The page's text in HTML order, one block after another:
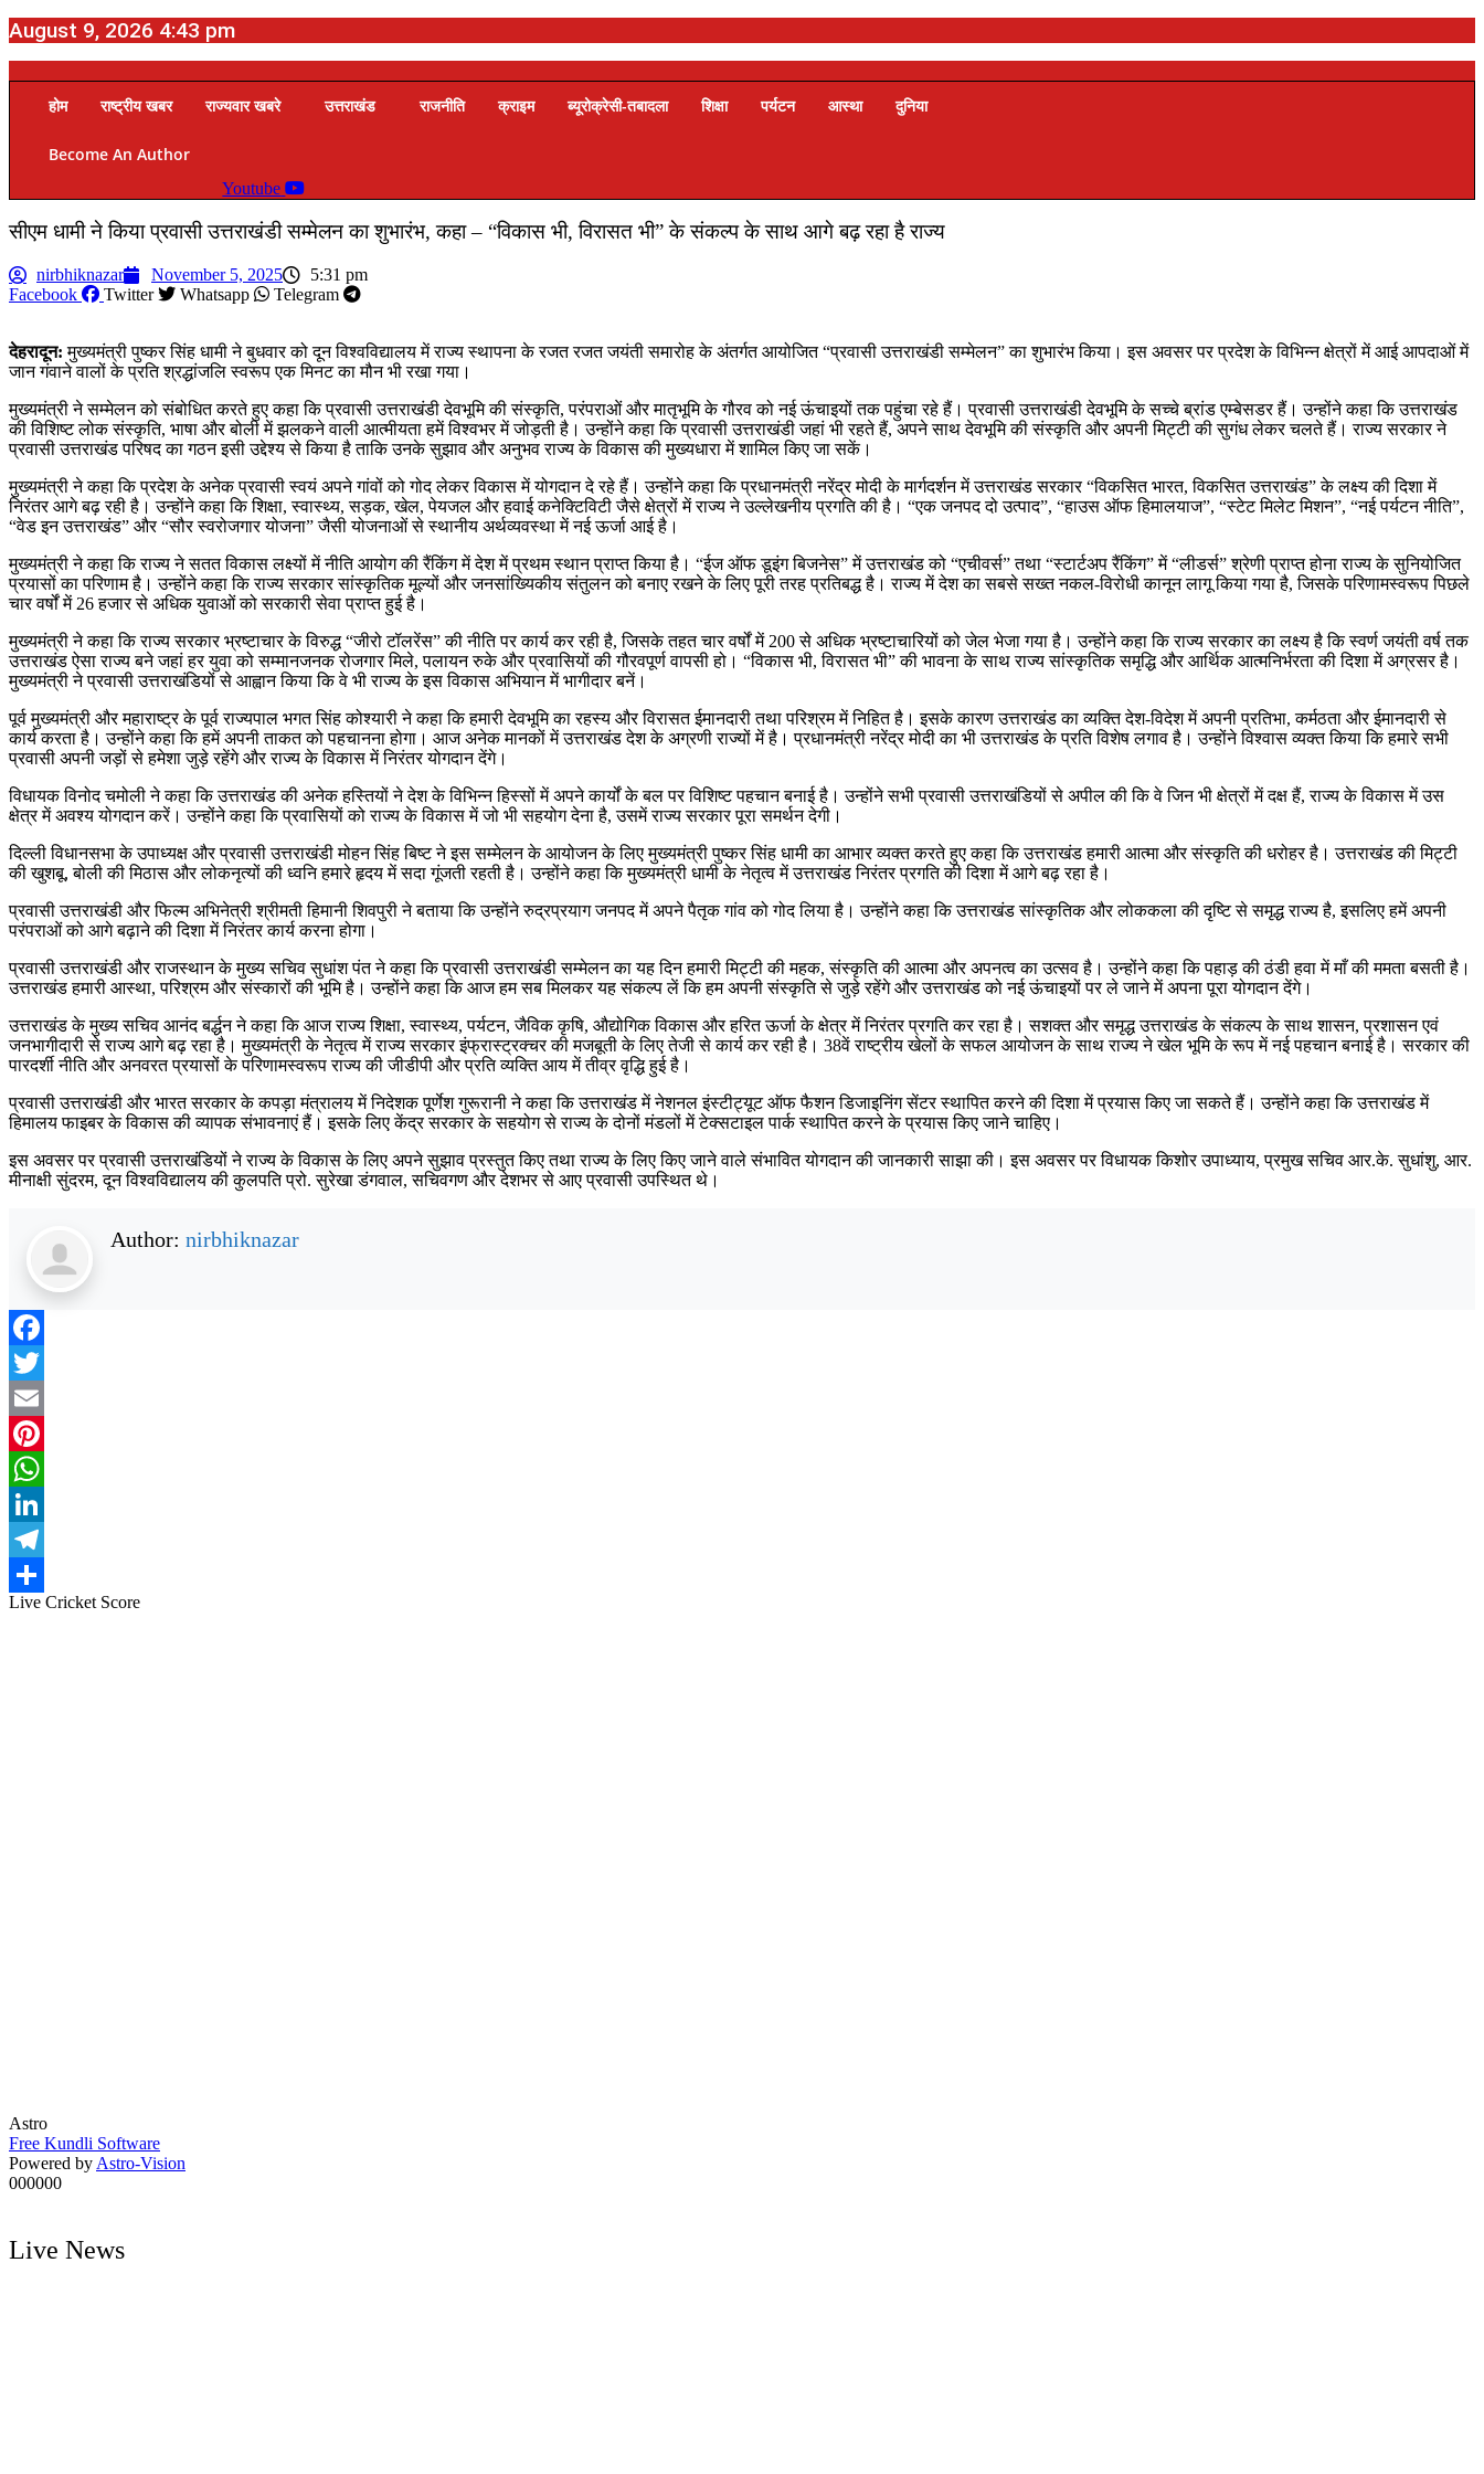
August 9, 2026 4:43 pm
होम राष्ट्रीय खबर राज्यवार खबरे उत्तराखंड राजनीति क्राइम ब्यूरोक्रेसी-तबादला शिक्षा पर्यटन आस्था दुनिया
Become An Author
Youtube
सीएम धामी ने किया प्रवासी उत्तराखंडी सम्मेलन का शुभारंभ, कहा – “विकास भी, विरासत भी” के संकल्प के साथ आगे बढ़ रहा है राज्य
nirbhiknazar November 5, 2025
5:31 pm
Facebook
Twitter Whatsapp Telegram
देहरादून: मुख्यमंत्री पुष्कर सिंह धामी ने बुधवार को दून विश्वविद्यालय में राज्य स्थापना के रजत रजत जयंती समारोह के अंतर्गत आयोजित “प्रवासी उत्तराखंडी सम्मेलन” का शुभारंभ किया। इस अवसर पर प्रदेश के विभिन्न क्षेत्रों में आई आपदाओं में
जान गंवाने वालों के प्रति श्रद्धांजलि स्वरूप एक मिनट का मौन भी रखा गया।
मुख्यमंत्री ने सम्मेलन को संबोधित करते हुए कहा कि प्रवासी उत्तराखंडी देवभूमि की संस्कृति, परंपराओं और मातृभूमि के गौरव को नई ऊंचाइयों तक पहुंचा रहे हैं। प्रवासी उत्तराखंडी देवभूमि के सच्चे ब्रांड एम्बेसडर हैं। उन्होंने कहा कि उत्तराखंड
की विशिष्ट लोक संस्कृति, भाषा और बोली में झलकने वाली आत्मीयता हमें विश्वभर में जोड़ती है। उन्होंने कहा कि प्रवासी उत्तराखंडी जहां भी रहते हैं, अपने साथ देवभूमि की संस्कृति और अपनी मिट्टी की सुगंध लेकर चलते हैं। राज्य सरकार ने
प्रवासी उत्तराखंड परिषद का गठन इसी उद्देश्य से किया है ताकि उनके सुझाव और अनुभव राज्य के विकास की मुख्यधारा में शामिल किए जा सकें।
मुख्यमंत्री ने कहा कि प्रदेश के अनेक प्रवासी स्वयं अपने गांवों को गोद लेकर विकास में योगदान दे रहे हैं। उन्होंने कहा कि प्रधानमंत्री नरेंद्र मोदी के मार्गदर्शन में उत्तराखंड सरकार “विकसित भारत, विकसित उत्तराखंड” के लक्ष्य की दिशा में
निरंतर आगे बढ़ रही है। उन्होंने कहा कि शिक्षा, स्वास्थ्य, सड़क, खेल, पेयजल और हवाई कनेक्टिविटी जैसे क्षेत्रों में राज्य ने उल्लेखनीय प्रगति की है। “एक जनपद दो उत्पाद”, “हाउस ऑफ हिमालयाज”, “स्टेट मिलेट मिशन”, “नई पर्यटन नीति”,
“वेड इन उत्तराखंड” और “सौर स्वरोजगार योजना” जैसी योजनाओं से स्थानीय अर्थव्यवस्था में नई ऊर्जा आई है।
मुख्यमंत्री ने कहा कि राज्य ने सतत विकास लक्ष्यों में नीति आयोग की रैंकिंग में देश में प्रथम स्थान प्राप्त किया है। “ईज ऑफ डूइंग बिजनेस” में उत्तराखंड को “एचीवर्स” तथा “स्टार्टअप रैंकिंग” में “लीडर्स” श्रेणी प्राप्त होना राज्य के सुनियोजित
प्रयासों का परिणाम है। उन्होंने कहा कि राज्य सरकार सांस्कृतिक मूल्यों और जनसांख्यिकीय संतुलन को बनाए रखने के लिए पूरी तरह प्रतिबद्ध है। राज्य में देश का सबसे सख्त नकल-विरोधी कानून लागू किया गया है, जिसके परिणामस्वरूप पिछले
चार वर्षों में 26 हजार से अधिक युवाओं को सरकारी सेवा प्राप्त हुई है।
मुख्यमंत्री ने कहा कि राज्य सरकार भ्रष्टाचार के विरुद्ध “जीरो टॉलरेंस” की नीति पर कार्य कर रही है, जिसके तहत चार वर्षों में 200 से अधिक भ्रष्टाचारियों को जेल भेजा गया है। उन्होंने कहा कि राज्य सरकार का लक्ष्य है कि स्वर्ण जयंती वर्ष तक
उत्तराखंड ऐसा राज्य बने जहां हर युवा को सम्मानजनक रोजगार मिले, पलायन रुके और प्रवासियों की गौरवपूर्ण वापसी हो। “विकास भी, विरासत भी” की भावना के साथ राज्य सांस्कृतिक समृद्धि और आर्थिक आत्मनिर्भरता की दिशा में अग्रसर है।
मुख्यमंत्री ने प्रवासी उत्तराखंडियों से आह्वान किया कि वे भी राज्य के इस विकास अभियान में भागीदार बनें।
पूर्व मुख्यमंत्री और महाराष्ट्र के पूर्व राज्यपाल भगत सिंह कोश्यारी ने कहा कि हमारी देवभूमि का रहस्य और विरासत ईमानदारी तथा परिश्रम में निहित है। इसके कारण उत्तराखंड का व्यक्ति देश-विदेश में अपनी प्रतिभा, कर्मठता और ईमानदारी से
कार्य करता है। उन्होंने कहा कि हमें अपनी ताकत को पहचानना होगा। आज अनेक मानकों में उत्तराखंड देश के अग्रणी राज्यों में है। प्रधानमंत्री नरेंद्र मोदी का भी उत्तराखंड के प्रति विशेष लगाव है। उन्होंने विश्वास व्यक्त किया कि हमारे सभी
प्रवासी अपनी जड़ों से हमेशा जुड़े रहेंगे और राज्य के विकास में निरंतर योगदान देंगे।
विधायक विनोद चमोली ने कहा कि उत्तराखंड की अनेक हस्तियों ने देश के विभिन्न हिस्सों में अपने कार्यों के बल पर विशिष्ट पहचान बनाई है। उन्होंने सभी प्रवासी उत्तराखंडियों से अपील की कि वे जिन भी क्षेत्रों में दक्ष हैं, राज्य के विकास में उस
क्षेत्र में अवश्य योगदान करें। उन्होंने कहा कि प्रवासियों को राज्य के विकास में जो भी सहयोग देना है, उसमें राज्य सरकार पूरा समर्थन देगी।
दिल्ली विधानसभा के उपाध्यक्ष और प्रवासी उत्तराखंडी मोहन सिंह बिष्ट ने इस सम्मेलन के आयोजन के लिए मुख्यमंत्री पुष्कर सिंह धामी का आभार व्यक्त करते हुए कहा कि उत्तराखंड हमारी आत्मा और संस्कृति की धरोहर है। उत्तराखंड की मिट्टी
की खुशबू, बोली की मिठास और लोकनृत्यों की ध्वनि हमारे हृदय में सदा गूंजती रहती है। उन्होंने कहा कि मुख्यमंत्री धामी के नेतृत्व में उत्तराखंड निरंतर प्रगति की दिशा में आगे बढ़ रहा है।
प्रवासी उत्तराखंडी और फिल्म अभिनेत्री श्रीमती हिमानी शिवपुरी ने बताया कि उन्होंने रुद्रप्रयाग जनपद में अपने पैतृक गांव को गोद लिया है। उन्होंने कहा कि उत्तराखंड सांस्कृतिक और लोककला की दृष्टि से समृद्ध राज्य है, इसलिए हमें अपनी
परंपराओं को आगे बढ़ाने की दिशा में निरंतर कार्य करना होगा।
प्रवासी उत्तराखंडी और राजस्थान के मुख्य सचिव सुधांश पंत ने कहा कि प्रवासी उत्तराखंडी सम्मेलन का यह दिन हमारी मिट्टी की महक, संस्कृति की आत्मा और अपनत्व का उत्सव है। उन्होंने कहा कि पहाड़ की ठंडी हवा में माँ की ममता बसती है।
उत्तराखंड हमारी आस्था, परिश्रम और संस्कारों की भूमि है। उन्होंने कहा कि आज हम सब मिलकर यह संकल्प लें कि हम अपनी संस्कृति से जुड़े रहेंगे और उत्तराखंड को नई ऊंचाइयों पर ले जाने में अपना पूरा योगदान देंगे।
उत्तराखंड के मुख्य सचिव आनंद बर्द्धन ने कहा कि आज राज्य शिक्षा, स्वास्थ्य, पर्यटन, जैविक कृषि, औद्योगिक विकास और हरित ऊर्जा के क्षेत्र में निरंतर प्रगति कर रहा है। सशक्त और समृद्ध उत्तराखंड के संकल्प के साथ शासन, प्रशासन एवं
जनभागीदारी से राज्य आगे बढ़ रहा है। मुख्यमंत्री के नेतृत्व में राज्य सरकार इंफ्रास्ट्रक्चर की मजबूती के लिए तेजी से कार्य कर रही है। 38वें राष्ट्रीय खेलों के सफल आयोजन के साथ राज्य ने खेल भूमि के रूप में नई पहचान बनाई है। सरकार की
पारदर्शी नीति और अनवरत प्रयासों के परिणामस्वरूप राज्य की जीडीपी और प्रति व्यक्ति आय में तीव्र वृद्धि हुई है।
प्रवासी उत्तराखंडी और भारत सरकार के कपड़ा मंत्रालय में निदेशक पूर्णेश गुरूरानी ने कहा कि उत्तराखंड में नेशनल इंस्टीट्यूट ऑफ फैशन डिजाइनिंग सेंटर स्थापित करने की दिशा में प्रयास किए जा सकते हैं। उन्होंने कहा कि उत्तराखंड में
हिमालय फाइबर के विकास की व्यापक संभावनाएं हैं। इसके लिए केंद्र सरकार के सहयोग से राज्य के दोनों मंडलों में टेक्सटाइल पार्क स्थापित करने के प्रयास किए जाने चाहिए।
इस अवसर पर प्रवासी उत्तराखंडियों ने राज्य के विकास के लिए अपने सुझाव प्रस्तुत किए तथा राज्य के लिए किए जाने वाले संभावित योगदान की जानकारी साझा की। इस अवसर पर विधायक किशोर उपाध्याय, प्रमुख सचिव आर.के. सुधांशु, आर.
मीनाक्षी सुंदरम, दून विश्वविद्यालय की कुलपति प्रो. सुरेखा डंगवाल, सचिवगण और देशभर से आए प्रवासी उपस्थित थे।
Author: nirbhiknazar
Facebook
Twitter
Email
Pinterest
WhatsApp
LinkedIn
Telegram
Share
Live Cricket Score
Astro
Free Kundli Software
Powered by Astro-Vision
000000
Live News